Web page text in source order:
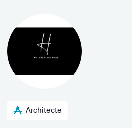
Architecte